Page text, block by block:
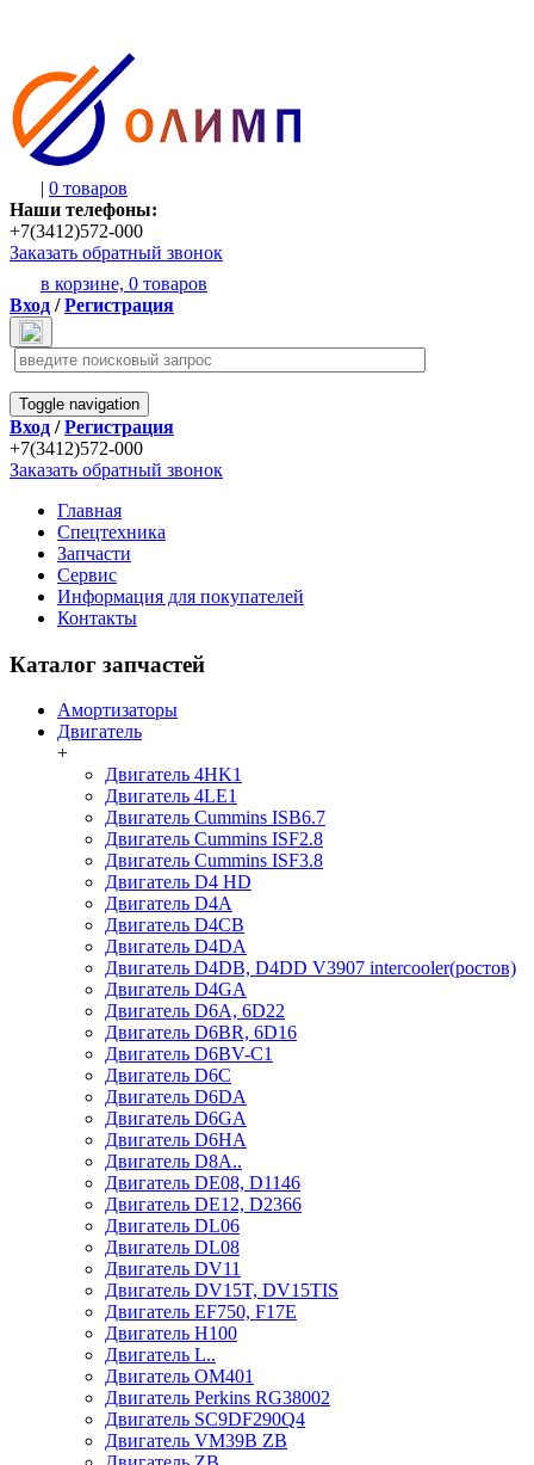
| 0 товаров
Наши телефоны:
+7(3412)572-000
Заказать обратный звонок
в корзине, 0 товаров
Вход /Регистрация
Toggle navigation
Вход /Регистрация
+7(3412)572-000
Заказать обратный звонок
Главная
Спецтехника
Запчасти
Сервис
Информация для покупателей
Контакты
Каталог запчастей
Амортизаторы
Двигатель
+
Двигатель 4HK1
Двигатель 4LE1
Двигатель Cummins ISB6.7
Двигатель Cummins ISF2.8
Двигатель Cummins ISF3.8
Двигатель D4 HD
Двигатель D4A
Двигатель D4CB
Двигатель D4DA
Двигатель D4DB, D4DD V3907 intercooler(ростов)
Двигатель D4GA
Двигатель D6A, 6D22
Двигатель D6BR, 6D16
Двигатель D6BV-C1
Двигатель D6C
Двигатель D6DA
Двигатель D6GA
Двигатель D6HA
Двигатель D8A..
Двигатель DE08, D1146
Двигатель DE12, D2366
Двигатель DL06
Двигатель DL08
Двигатель DV11
Двигатель DV15T, DV15TIS
Двигатель EF750, F17E
Двигатель H100
Двигатель L..
Двигатель OM401
Двигатель Perkins RG38002
Двигатель SC9DF290Q4
Двигатель VM39B ZB